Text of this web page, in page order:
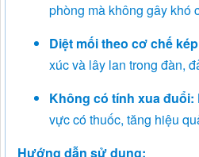
phòng mà không gây khó
Diệt mối theo cơ chế
xúc và lây lan trong đàn,
Không có tính xua đuổi:
vực có thuốc, tăng hiệu
Hướng dẫn sử dụng: